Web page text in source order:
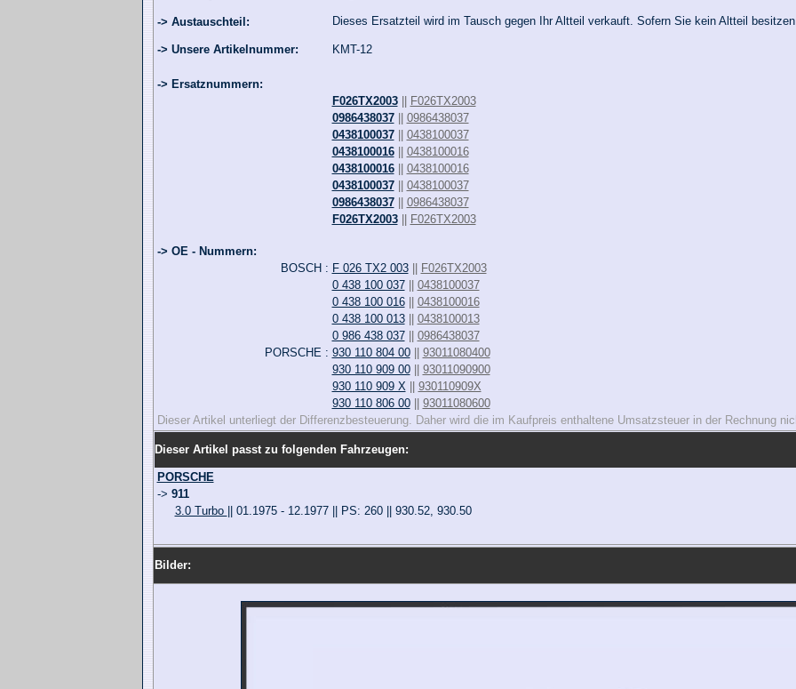
-> Austauschteil: Dieses Ersatzteil wird im Tausch gegen Ihr Altteil verkauft. Sofern Sie kein Altteil
-> Unsere Artikelnummer: KMT-12
-> Ersatznummern:
F026TX2003||
F026TX2003
0986438037||
0986438037
0438100037||
0438100037
0438100016||
0438100016
0438100016||
0438100016
0438100037||
0438100037
0986438037||
0986438037
F026TX2003|| F026TX2003
-> OE - Nummern:
BOSCH : F 026 TX2 003||
F026TX2003
0 438 100 037|| 0438100037
0 438 100 016|| 0438100016
0 438 100 013|| 0438100013
0 986 438 037|| 0986438037
PORSCHE : 930 110 804 00|| 93011080400
930 110 909 00|| 93011090900
930 110 909 X|| 930110909X
930 110 806 00|| 93011080600
Dieser Artikel unterliegt der Differenzbesteuerung. Daher wird die im Kaufpreis enthaltene Umsatzsteuer in der Rechnung
Dieser Artikel passt zu folgenden Fahrzeugen:
PORSCHE
-> 911
3.0 Turbo
|| 01.1975 - 12.1977 || PS: 260 || 930.52, 930.50
Bilder: